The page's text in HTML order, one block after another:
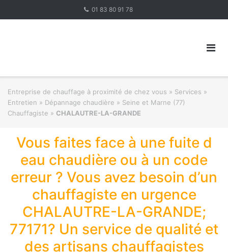
01 83 80 91 78
Entreprise de chauffage à proximité de chez vous » Services »
Entretien » Dépannage chaudière » Seine et Marne (77)
Chauffagiste » CHALAUTRE-LA-GRANDE
Vous faites face à une fuite d
eau chaudière ou à un code
erreur ? Vous avez besoin d’un
chauffagiste en urgence
CHALAUTRE-LA-GRANDE;
77171? Un service de qualité et
des artisans chauffagistes